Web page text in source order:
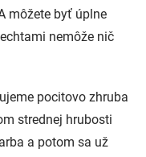
môžete byť úplne
nemôže nič
pocitovo zhruba
strednej hrubosti
a potom sa už